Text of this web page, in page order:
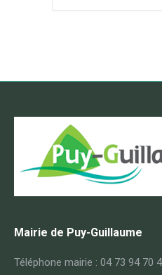
Mairie de Puy-Guillaume
Téléphone mairie : 04 73 94 70